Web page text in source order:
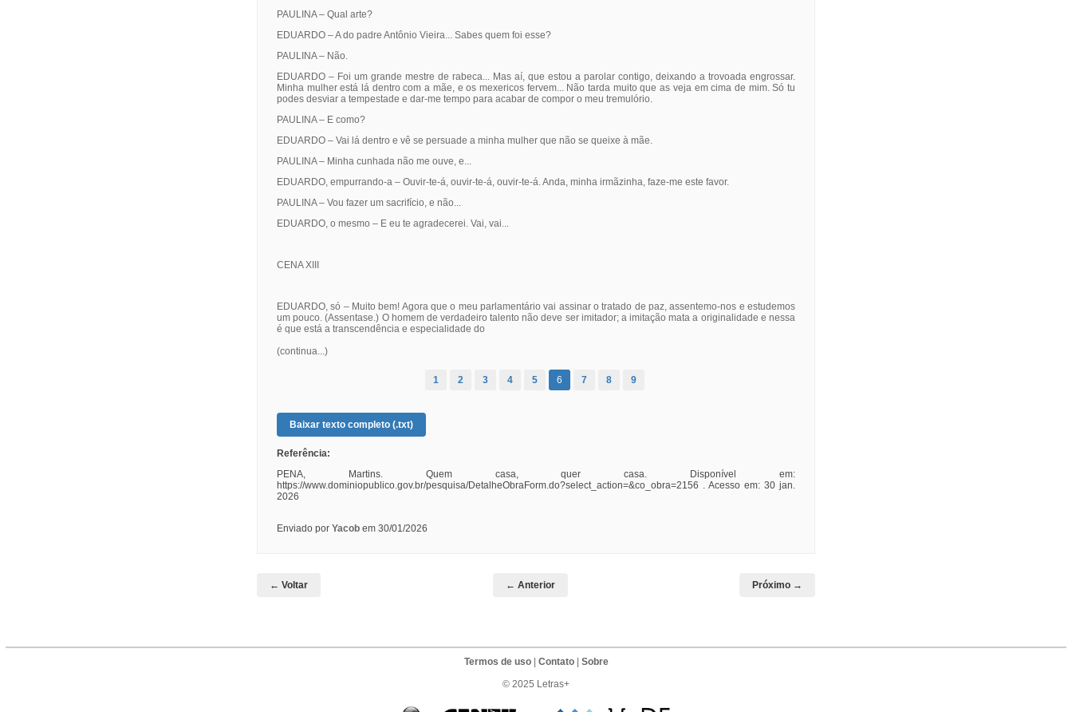
PAULINA – Qual arte?
EDUARDO – A do padre Antônio Vieira... Sabes quem foi esse?
PAULINA – Não.
EDUARDO – Foi um grande mestre de rabeca... Mas aí, que estou a parolar contigo, deixando a trovoada engrossar.
Minha mulher está lá dentro com a mãe, e os mexericos fervem... Não tarda muito que as veja em cima de mim. Só tu
podes desviar a tempestade e dar-me tempo para acabar de compor o meu tremulório.
PAULINA – E como?
EDUARDO – Vai lá dentro e vê se persuade a minha mulher que não se queixe à mãe.
PAULINA – Minha cunhada não me ouve, e...
EDUARDO, empurrando-a – Ouvir-te-á, ouvir-te-á, ouvir-te-á. Anda, minha irmãzinha, faze-me este favor.
PAULINA – Vou fazer um sacrifício, e não...
EDUARDO, o mesmo – E eu te agradecerei. Vai, vai...
CENA XIII
EDUARDO, só – Muito bem! Agora que o meu parlamentário vai assinar o tratado de paz, assentemo-nos e estudemos
um pouco. (Assentase.) O homem de verdadeiro talento não deve ser imitador; a imitação mata a originalidade e nessa
é que está a transcendência e especialidade do
(continua...)
1 2 3 4 5 6 7 8 9
Baixar texto completo (.txt)
Referência:
PENA, Martins. Quem casa, quer casa. Disponível em:
https://www.dominiopublico.gov.br/pesquisa/DetalheObraForm.do?select_action=&co_obra=2156 . Acesso em: 30 jan.
2026
Enviado por Yacob em 30/01/2026
← Voltar ← Anterior Próximo →
Termos de uso| Contato| Sobre
© 2025 Letras+